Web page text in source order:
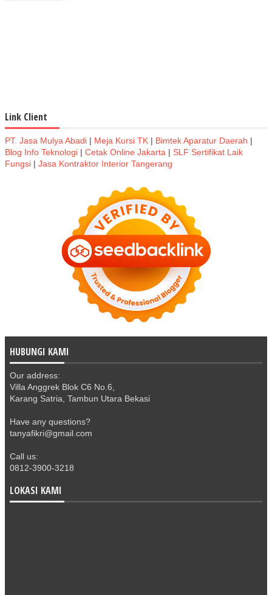
Link Client
PT. Jasa Mulya Abadi | Meja Kursi TK | Bimtek Aparatur Daerah |
Blog Info Teknologi | Cetak Online Jakarta | SLF Sertifikat Laik
Fungsi | Jasa Kontraktor Interior Tangerang
HUBUNGI KAMI
Our address:
Villa Anggrek Blok C6 No.6,
Karang Satria, Tambun Utara Bekasi
Have any questions?
tanyafikri@gmail.com
Call us:
0812-3900-3218
LOKASI KAMI